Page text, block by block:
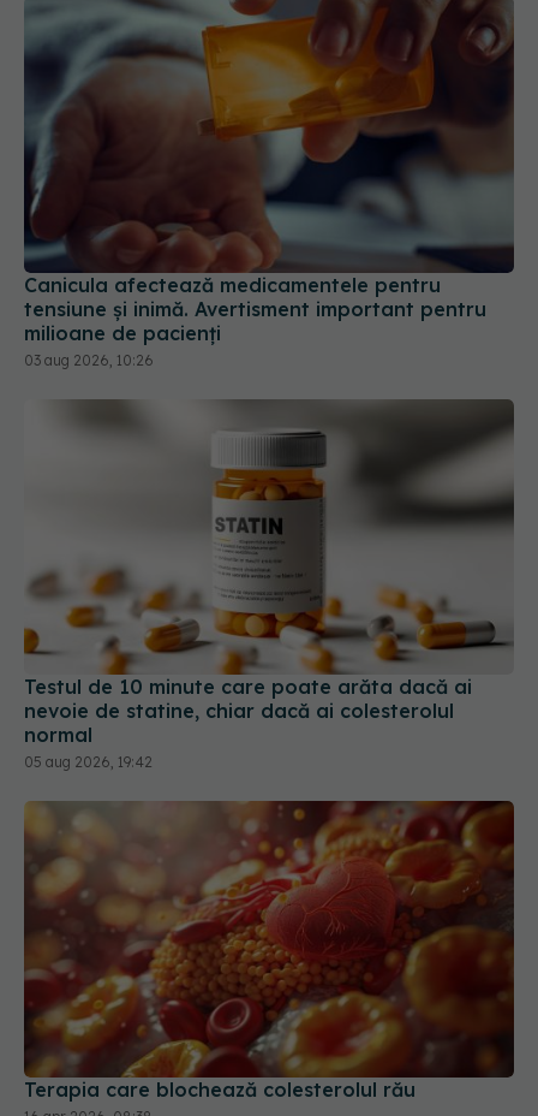
Canicula afectează medicamentele pentru
tensiune și inimă. Avertisment important pentru
milioane de pacienți
03 aug 2026, 10:26
Testul de 10 minute care poate arăta dacă ai
nevoie de statine, chiar dacă ai colesterolul
normal
05 aug 2026, 19:42
Terapia care blochează colesterolul rău